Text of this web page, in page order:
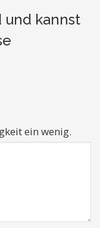
und kannst
ein wenig.